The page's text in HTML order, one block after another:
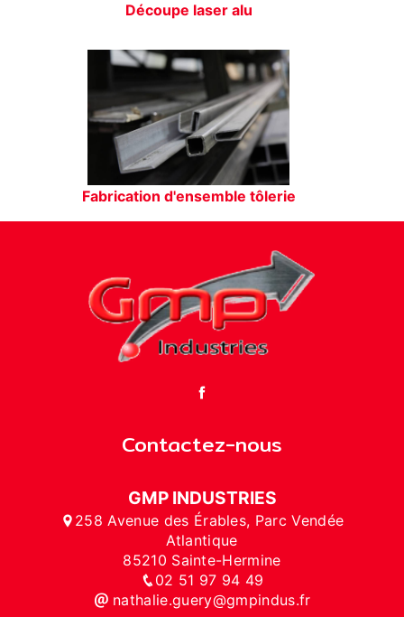
Découpe laser alu
Fabrication d'ensemble tôlerie
Contactez-nous
GMP INDUSTRIES
258 Avenue des Érables, Parc Vendée
Atlantique
85210 Sainte-Hermine
02 51 97 94 49
nathalie.guery@gmpindus.fr